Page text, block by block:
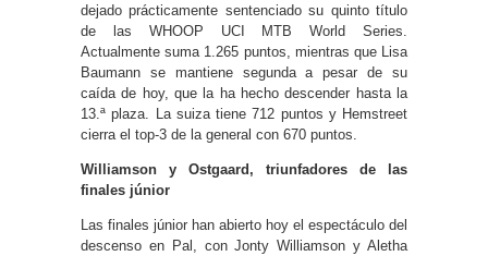
dejado prácticamente sentenciado su quinto título
de las WHOOP UCI MTB World Series.
Actualmente suma 1.265 puntos, mientras que Lisa
Baumann se mantiene segunda a pesar de su
caída de hoy, que la ha hecho descender hasta la
13.ª plaza. La suiza tiene 712 puntos y Hemstreet
cierra el top-3 de la general con 670 puntos.
Williamson y Ostgaard, triunfadores de las
finales júnior
Las finales júnior han abierto hoy el espectáculo del
descenso en Pal, con Jonty Williamson y Aletha